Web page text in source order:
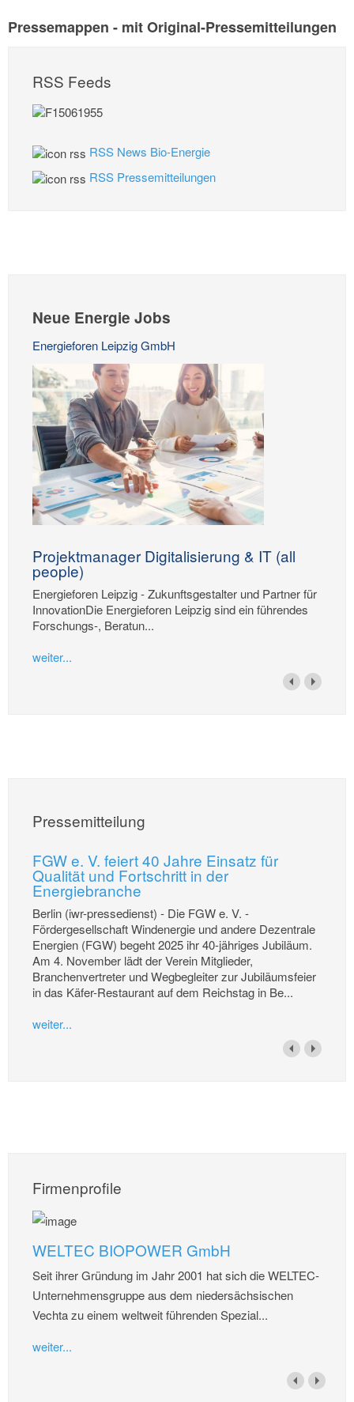
Pressemappen - mit Original-Pressemitteilungen
RSS Feeds
RSS News Bio-Energie
RSS Pressemitteilungen
Neue Energie Jobs
Energieforen Leipzig GmbH
Projektmanager Digitalisierung & IT (all
people)
Energieforen Leipzig - Zukunftsgestalter und Partner für
InnovationDie Energieforen Leipzig sind ein führendes
Forschungs-, Beratun...
weiter...
Pressemitteilung
FGW e. V. feiert 40 Jahre Einsatz für
Qualität und Fortschritt in der
Energiebranche
Berlin (iwr-pressedienst) - Die FGW e. V. -
Fördergesellschaft Windenergie und andere Dezentrale
Energien (FGW) begeht 2025 ihr 40-jähriges Jubiläum.
Am 4. November lädt der Verein Mitglieder,
Branchenvertreter und Wegbegleiter zur Jubiläumsfeier
in das Käfer-Restaurant auf dem Reichstag in Be...
weiter...
Firmenprofile
WELTEC BIOPOWER GmbH
Seit ihrer Gründung im Jahr 2001 hat sich die WELTEC-
Unternehmensgruppe aus dem niedersächsischen
Vechta zu einem weltweit führenden Spezial...
weiter...